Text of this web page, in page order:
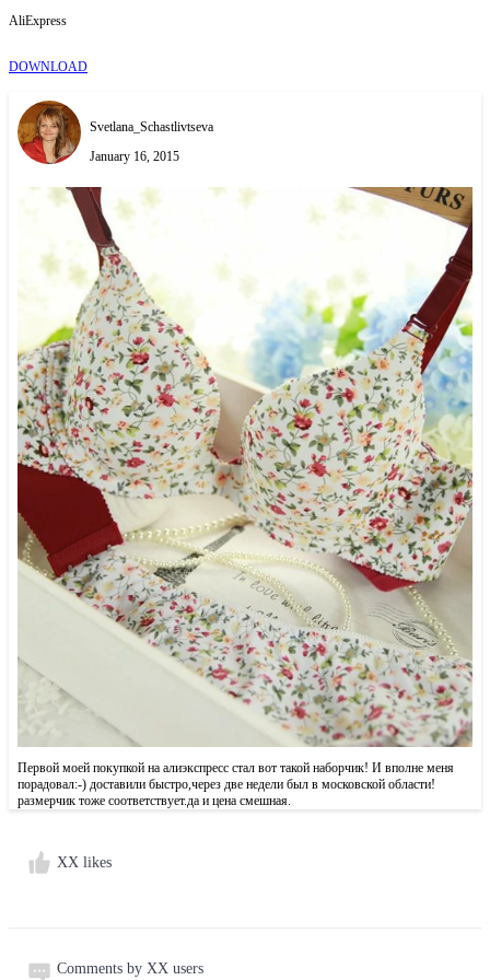
AliExpress
DOWNLOAD
Svetlana_Schastlivtseva
January 16, 2015
Первой моей покупкой на алиэкспресс стал вот такой наборчик! И вполне меня
порадовал:-) доставили быстро,через две недели был в московской области!
размерчик тоже соответствует.да и цена смешная.
XX likes
Comments by XX users